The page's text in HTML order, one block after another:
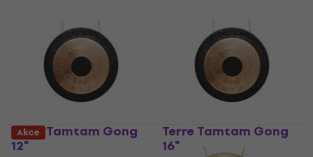
Terre Tamtam Gong
12"
Terre Tamtam Gong
16"
Akce